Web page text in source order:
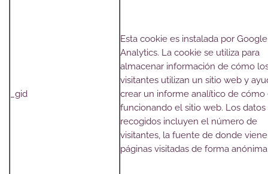
_gid
Esta cookie es instalada por Google
Analytics. La cookie se utiliza para
almacenar información de cómo
visitantes utilizan un sitio web y
crear un informe analítico de cómo
funcionando el sitio web. Los datos
recogidos incluyen el número de
visitantes, la fuente de donde
páginas visitadas de forma